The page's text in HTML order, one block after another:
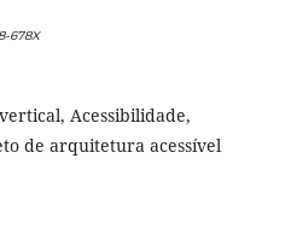
678X
Acessibilidade,
de arquitetura acessível